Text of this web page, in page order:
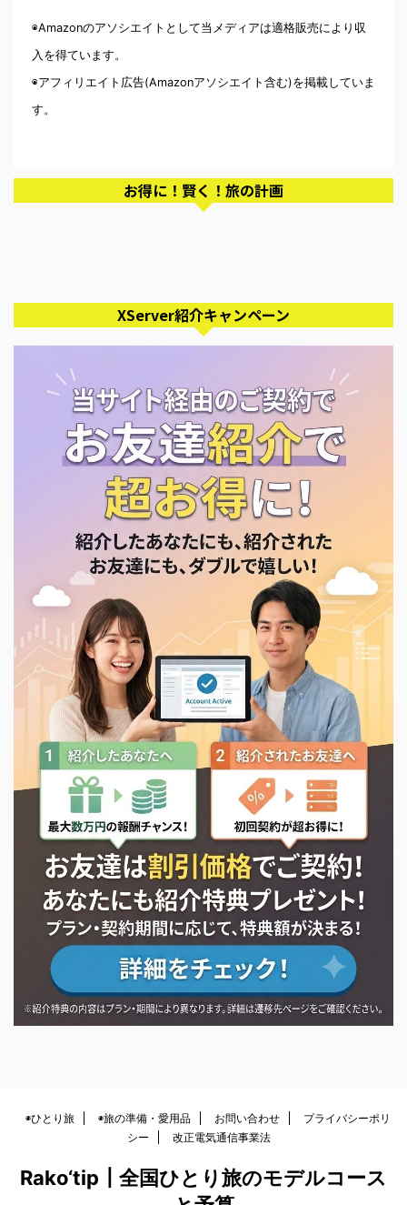
◉Amazonのアソシエイトとして当メディアは適格販売により収
入を得ています。
◉アフィリエイト広告(Amazonアソシエイト含む)を掲載していま
す。
お得に！賢く！旅の計画
XServer紹介キャンペーン